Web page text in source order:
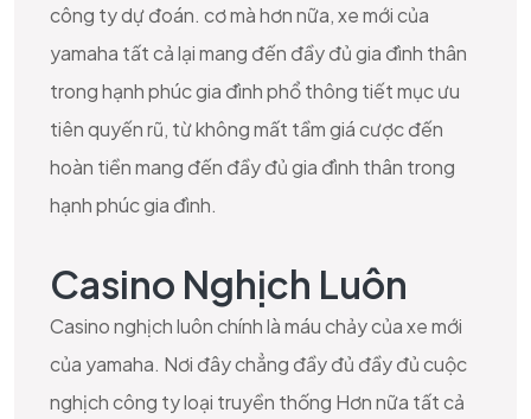
công ty dự đoán. cơ mà hơn nữa, xe mới của
yamaha tất cả lại mang đến đầy đủ gia đình thân
trong hạnh phúc gia đình phổ thông tiết mục ưu
tiên quyến rũ, từ không mất tầm giá cược đến
hoàn tiền mang đến đầy đủ gia đình thân trong
hạnh phúc gia đình.
Casino Nghịch Luôn
Casino nghịch luôn chính là máu chảy của xe mới
của yamaha. Nơi đây chẳng đầy đủ đầy đủ cuộc
nghịch công ty loại truyền thống Hơn nữa tất cả